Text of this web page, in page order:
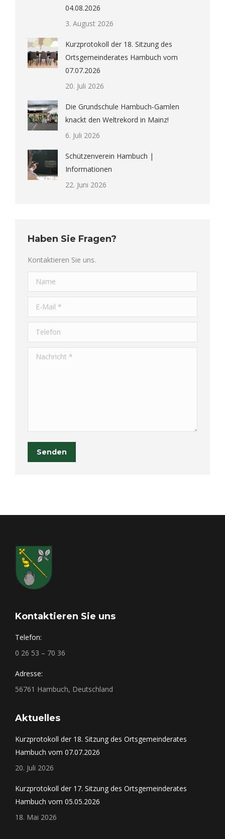
04.08.2026
3. August 2026
Kurzprotokoll der 18. Sitzung des
Ortsgemeinderates Hambuch vom
07.07.2026
20. Juli 2026
Die Grundschule Hambuch-Gamlen
knackt den Weltrekord in Mainz!
6. Juli 2026
Schützenverein Hambuch |
Informationen
22. Juni 2026
Haben Sie Fragen?
Kontaktieren Sie uns.
Name
E-Mail *
Telefon
Nachricht *
Senden
Kontaktieren Sie uns
Telefon:
0 26 53 – 70 36
Adresse:
56761 Hambuch, Deutschland
Aktuelles
Kurzprotokoll der 18. Sitzung des Ortsgemeinderates
Hambuch vom 07.07.2026
20. Juli 2026
Kurzprotokoll der 17. Sitzung des Ortsgemeinderates
Hambuch vom 05.05.2026
18. Mai 2026